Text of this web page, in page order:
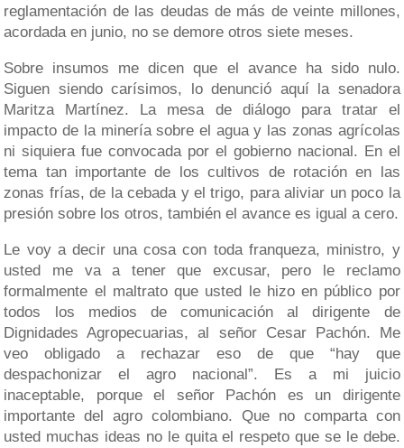
reglamentación de las deudas de más de veinte millones,
acordada en junio, no se demore otros siete meses.
Sobre insumos me dicen que el avance ha sido nulo.
Siguen siendo carísimos, lo denunció aquí la senadora
Maritza Martínez. La mesa de diálogo para tratar el
impacto de la minería sobre el agua y las zonas agrícolas
ni siquiera fue convocada por el gobierno nacional. En el
tema tan importante de los cultivos de rotación en las
zonas frías, de la cebada y el trigo, para aliviar un poco la
presión sobre los otros, también el avance es igual a cero.
Le voy a decir una cosa con toda franqueza, ministro, y
usted me va a tener que excusar, pero le reclamo
formalmente el maltrato que usted le hizo en público por
todos los medios de comunicación al dirigente de
Dignidades Agropecuarias, al señor Cesar Pachón. Me
veo obligado a rechazar eso de que “hay que
despachonizar el agro nacional”. Es a mi juicio
inaceptable, porque el señor Pachón es un dirigente
importante del agro colombiano. Que no comparta con
usted muchas ideas no le quita el respeto que se le debe.